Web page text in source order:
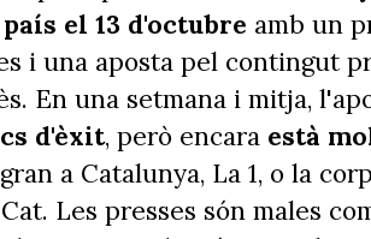
el 13 d'octubre amb un
i una aposta pel contingut
En una setmana i mitja,
d'èxit, però encara està
a Catalunya, La 1, o la
Les presses són males